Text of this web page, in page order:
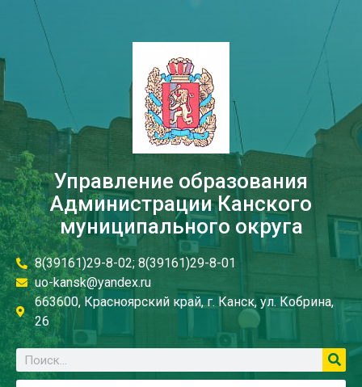
Управление образования
Администрации Канского
муниципального округа
8(39161)29-8-02; 8(39161)29-8-01
uo-kansk@yandex.ru
663600, Красноярский край, г. Канск, ул. Кобрина,
26